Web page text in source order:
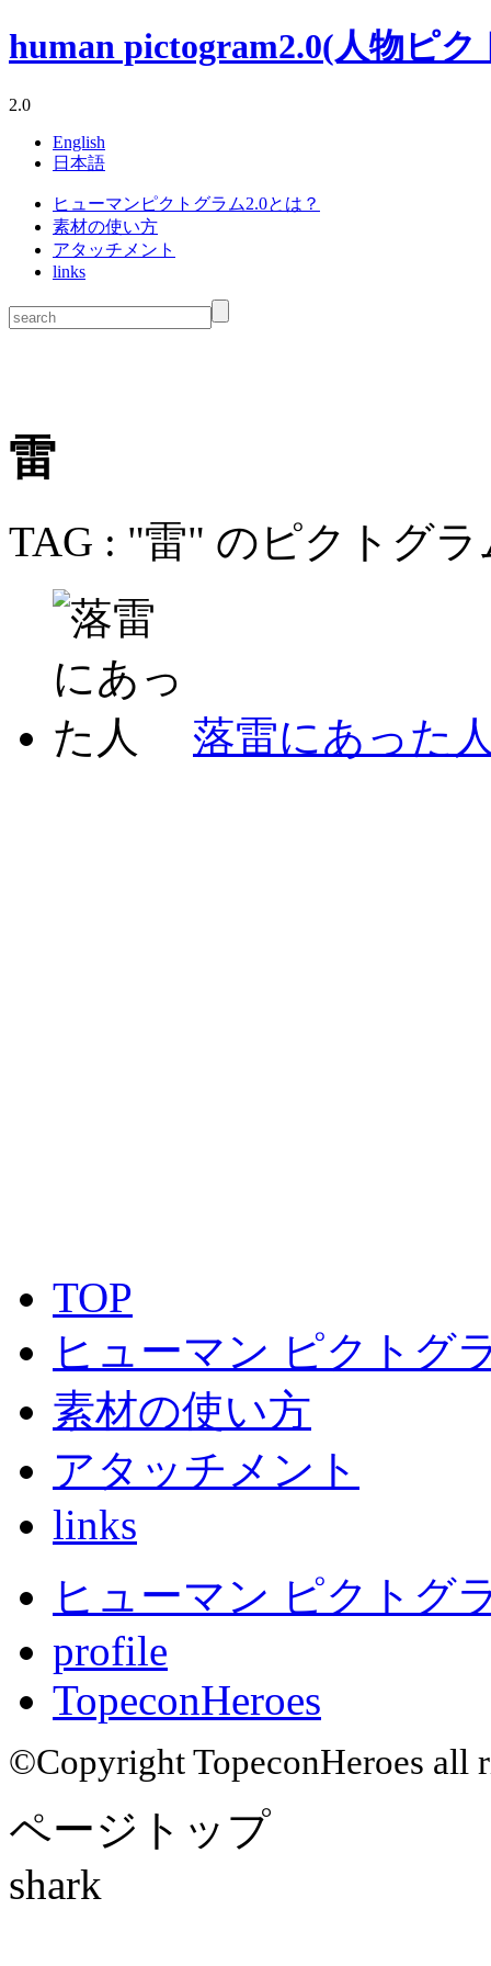
human pictogram2.0(人物ピ
2.0
English
日本語
ヒューマンピクトグラム2.0とは？
素材の使い方
アタッチメント
links
雷
TAG : "雷" のピクトグラ
落雷にあった
TOP
ヒューマン ピクトグ
素材の使い方
アタッチメント
links
ヒューマン ピクトグ
profile
TopeconHeroes
©Copyright TopeconHeroes all
ページトップ
shark